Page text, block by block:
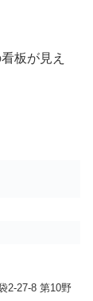
板が見え
2-27-8 第10野